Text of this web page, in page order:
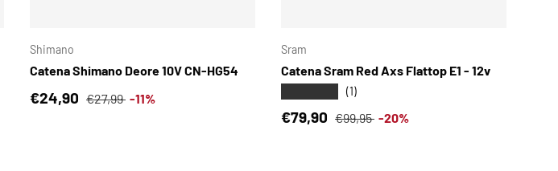
Shimano
Catena Shimano Deore 10V CN-HG54
Prezzo di vendita
€24,90 Prezzo normale
€27,99 -11%
Sram
Catena Sram Red Axs Flattop E1 - 12v
(1)
Prezzo di vendita
€79,90 Prezzo normale
€99,95 -20%